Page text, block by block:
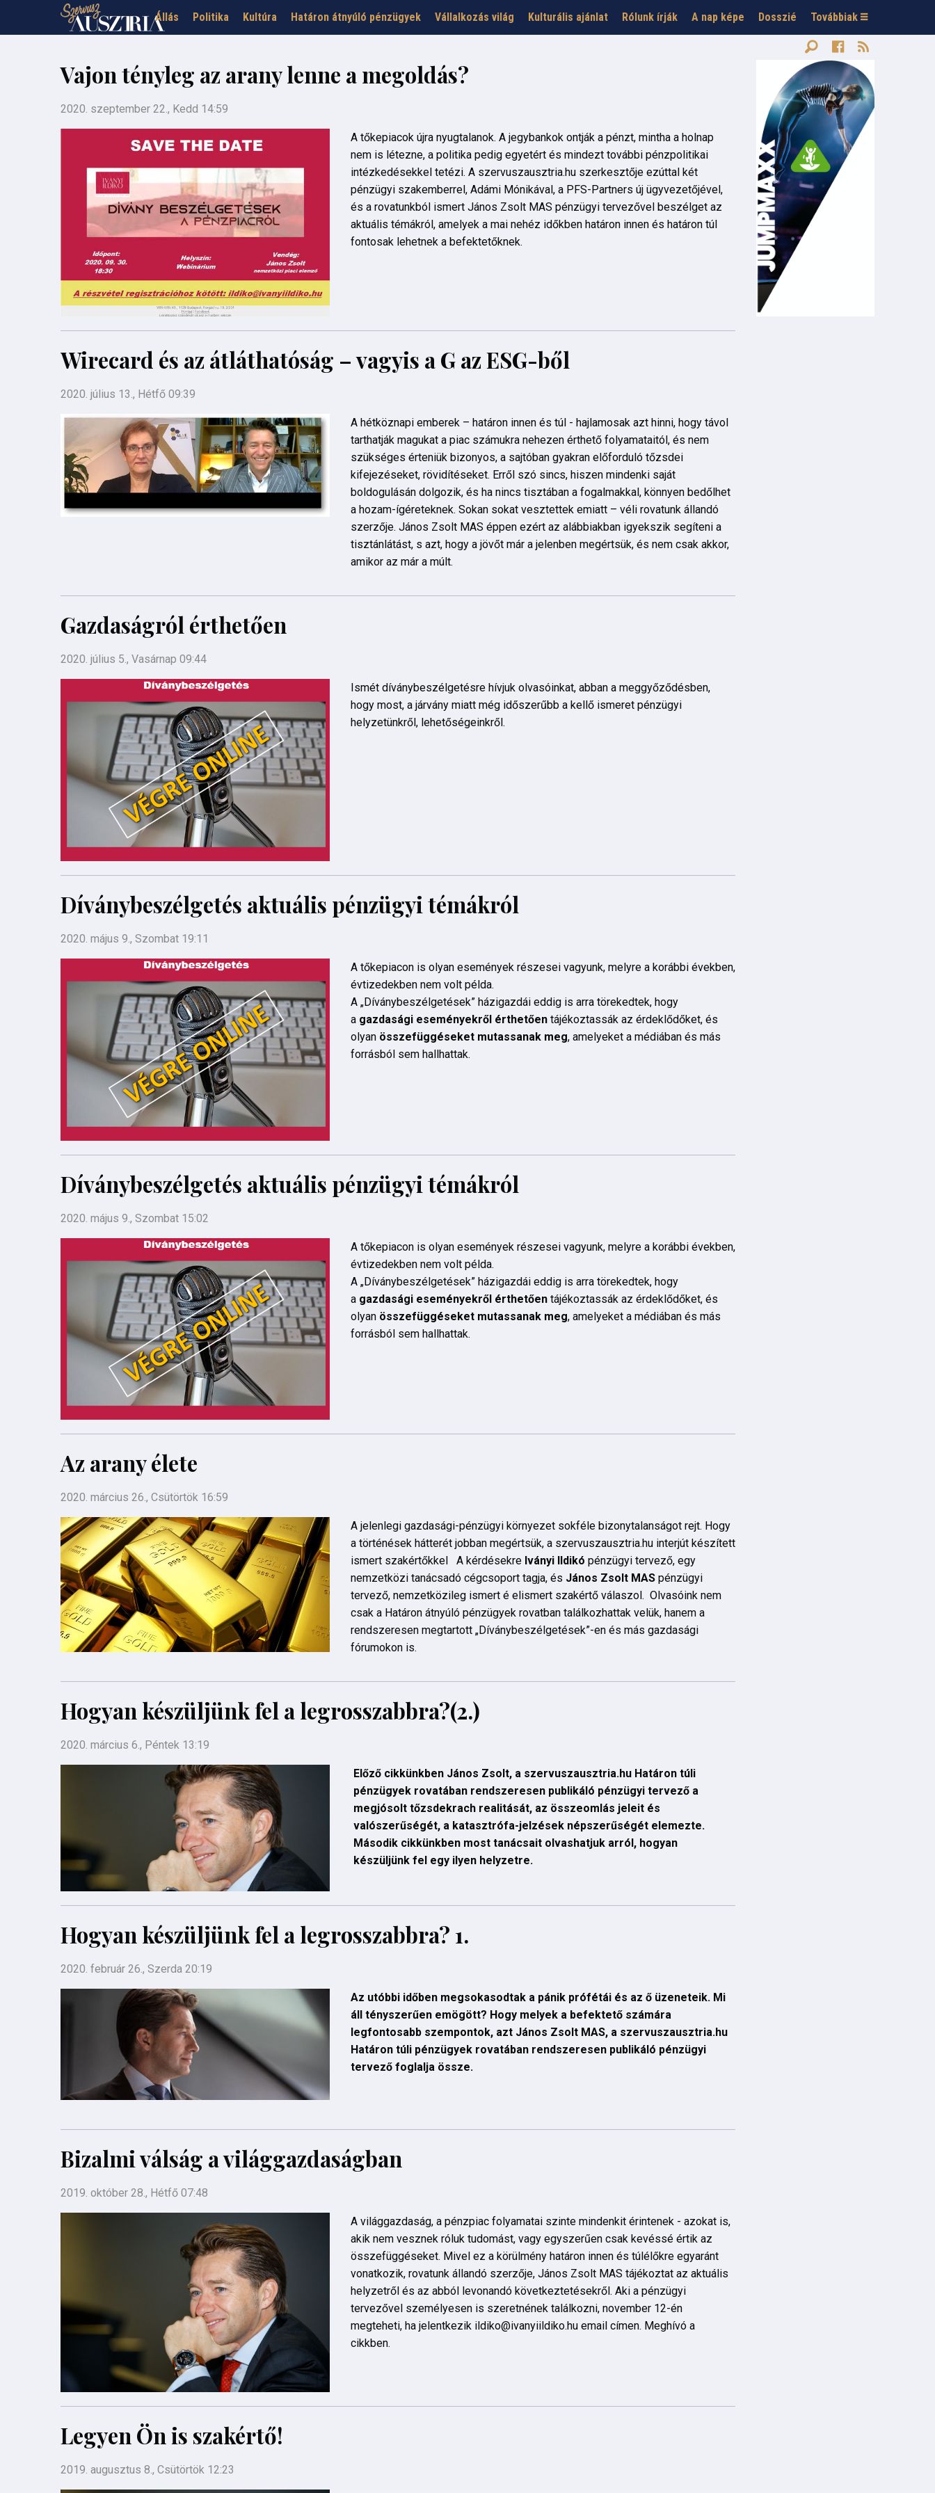
Állás Politika Kultúra Határon átnyúló pénzügyek Vállalkozás világ Kulturális ajánlat Rólunk írják A nap képe Dosszié Továbbiak
Vajon tényleg az arany lenne a megoldás?
2020. szeptember 22., Kedd 14:59
A tőkepiacok újra nyugtalanok. A jegybankok ontják a pénzt, mintha a holnap
nem is létezne, a politika pedig egyetért és mindezt további pénzpolitikai
intézkedésekkel tetézi. A szervuszausztria.hu szerkesztője ezúttal két
pénzügyi szakemberrel, Adámi Mónikával, a PFS-Partners új ügyvezetőjével,
és a rovatunkból ismert János Zsolt MAS pénzügyi tervezővel beszélget az
aktuális témákról, amelyek a mai nehéz időkben határon innen és határon túl
fontosak lehetnek a befektetőknek.
Wirecard és az átláthatóság – vagyis a G az ESG-ből
2020. július 13., Hétfő 09:39
A hétköznapi emberek – határon innen és túl - hajlamosak azt hinni, hogy távol
tarthatják magukat a piac számukra nehezen érthető folyamataitól, és nem
szükséges érteniük bizonyos, a sajtóban gyakran előforduló tőzsdei
kifejezéseket, rövidítéseket. Erről szó sincs, hiszen mindenki saját
boldogulásán dolgozik, és ha nincs tisztában a fogalmakkal, könnyen bedőlhet
a hozam-ígéreteknek. Sokan sokat vesztettek emiatt – véli rovatunk állandó
szerzője. János Zsolt MAS éppen ezért az alábbiakban igyekszik segíteni a
tisztánlátást, s azt, hogy a jövőt már a jelenben megértsük, és nem csak akkor,
amikor az már a múlt.
Gazdaságról érthetően
2020. július 5., Vasárnap 09:44
Ismét díványbeszélgetésre hívjuk olvasóinkat, abban a meggyőződésben,
hogy most, a járvány miatt még időszerűbb a kellő ismeret pénzügyi
helyzetünkről, lehetőségeinkről.
Díványbeszélgetés aktuális pénzügyi témákról
2020. május 9., Szombat 19:11
A tőkepiacon is olyan események részesei vagyunk, melyre a korábbi években,
évtizedekben nem volt példa.
A „Díványbeszélgetések” házigazdái eddig is arra törekedtek, hogy
a gazdasági eseményekről érthetőentájékoztassák az érdeklődőket, és
olyan összefüggéseket mutassanak meg, amelyeket a médiában és más
forrásból sem hallhattak.
Díványbeszélgetés aktuális pénzügyi témákról
2020. május 9., Szombat 15:02
A tőkepiacon is olyan események részesei vagyunk, melyre a korábbi években,
évtizedekben nem volt példa.
A „Díványbeszélgetések” házigazdái eddig is arra törekedtek, hogy
a gazdasági eseményekről érthetőentájékoztassák az érdeklődőket, és
olyan összefüggéseket mutassanak meg, amelyeket a médiában és más
forrásból sem hallhattak.
Az arany élete
2020. március 26., Csütörtök 16:59
A jelenlegi gazdasági-pénzügyi környezet sokféle bizonytalanságot rejt. Hogy
a történések hátterét jobban megértsük, a szervuszausztria.hu interjút készített
ismert szakértőkkel A kérdésekre Iványi Ildikó pénzügyi tervező, egy
nemzetközi tanácsadó cégcsoport tagja, és János Zsolt MAS pénzügyi
tervező, nemzetközileg ismert é elismert szakértő válaszol. Olvasóink nem
csak a Határon átnyúló pénzügyek rovatban találkozhattak velük, hanem a
rendszeresen megtartott „Díványbeszélgetések”-en és más gazdasági
fórumokon is.
Hogyan készüljünk fel a legrosszabbra?(2.)
2020. március 6., Péntek 13:19
Előző cikkünkben János Zsolt, a szervuszausztria.hu Határon túli
pénzügyek rovatában rendszeresen publikáló pénzügyi tervező a
megjósolt tőzsdekrach realitását, az összeomlás jeleit és
valószerűségét, a katasztrófa-jelzések népszerűségét elemezte.
Második cikkünkben most tanácsait olvashatjuk arról, hogyan
készüljünk fel egy ilyen helyzetre.
Hogyan készüljünk fel a legrosszabbra? 1.
2020. február 26., Szerda 20:19
Az utóbbi időben megsokasodtak a pánik prófétái és az ő üzeneteik. Mi
áll tényszerűen emögött? Hogy melyek a befektető számára
legfontosabb szempontok, azt János Zsolt MAS, a szervuszausztria.hu
Határon túli pénzügyek rovatában rendszeresen publikáló pénzügyi
tervező foglalja össze.
Bizalmi válság a világgazdaságban
2019. október 28., Hétfő 07:48
A világgazdaság, a pénzpiac folyamatai szinte mindenkit érintenek - azokat is,
akik nem vesznek róluk tudomást, vagy egyszerűen csak kevéssé értik az
összefüggéseket. Mivel ez a körülmény határon innen és túlélőkre egyaránt
vonatkozik, rovatunk állandó szerzője, János Zsolt MAS tájékoztat az aktuális
helyzetről és az abból levonandó következtetésekről. Aki a pénzügyi
tervezővel személyesen is szeretnének találkozni, november 12-én
megteheti, ha jelentkezik ildiko@ivanyiildiko.hu email címen. Meghívó a
cikkben.
Legyen Ön is szakértő!
2019. augusztus 8., Csütörtök 12:23